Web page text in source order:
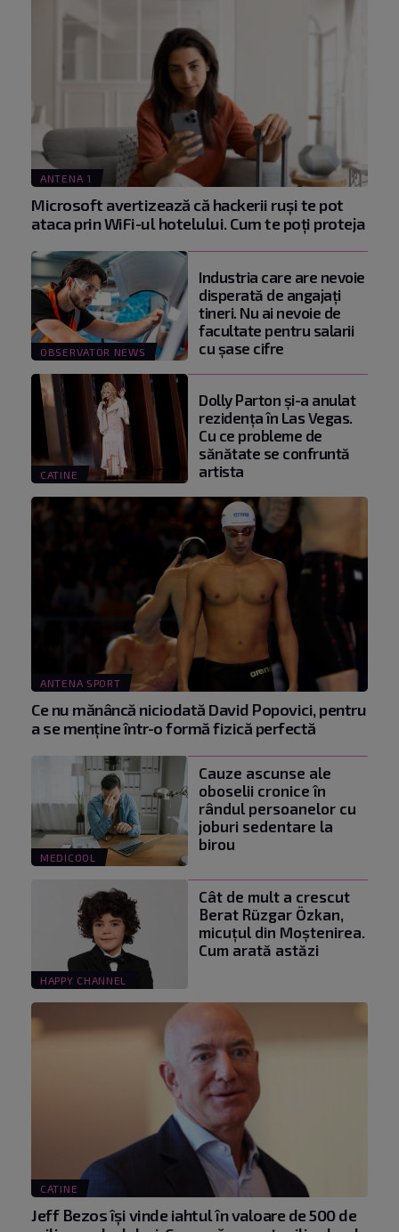
ANTENA 1
Microsoft avertizează că hackerii ruși te pot
ataca prin WiFi-ul hotelului. Cum te poți proteja
OBSERVATOR NEWS
Industria care are nevoie
disperată de angajaţi
tineri. Nu ai nevoie de
facultate pentru salarii
cu şase cifre
CATINE
Dolly Parton și-a anulat
rezidența în Las Vegas.
Cu ce probleme de
sănătate se confruntă
artista
ANTENA SPORT
Ce nu mănâncă niciodată David Popovici, pentru
a se menţine într-o formă fizică perfectă
MEDICOOL
Cauze ascunse ale
oboselii cronice în
rândul persoanelor cu
joburi sedentare la
birou
HAPPY CHANNEL
Cât de mult a crescut
Berat Rüzgar Özkan,
micuțul din Moștenirea.
Cum arată astăzi
CATINE
Jeff Bezos își vinde iahtul în valoare de 500 de